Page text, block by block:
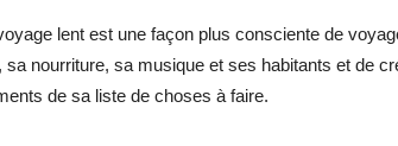
lent est une façon plus consciente de
sa nourriture, sa musique et ses habitants et de
de sa liste de choses à faire.